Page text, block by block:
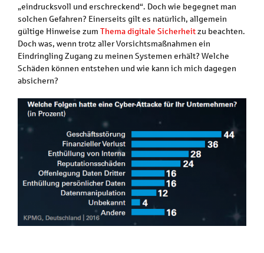
„eindrucksvoll und erschreckend“. Doch wie begegnet man
solchen Gefahren? Einerseits gilt es natürlich, allgemein
gültige Hinweise zum Thema digitale Sicherheitzu beachten.
Doch was, wenn trotz aller Vorsichtsmaßnahmen ein
Eindringling Zugang zu meinen Systemen erhält? Welche
Schäden können entstehen und wie kann ich mich dagegen
absichern?